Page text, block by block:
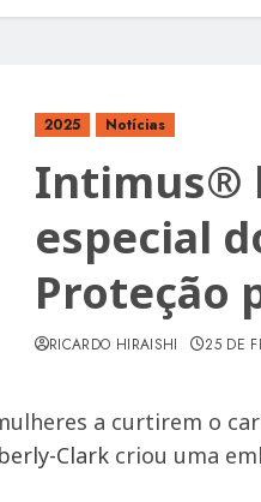
2025 Notícias
Intimus®
especial
Proteção
RICARDO HIRAISHI 25 DE
a curtirem o
Clark criou uma